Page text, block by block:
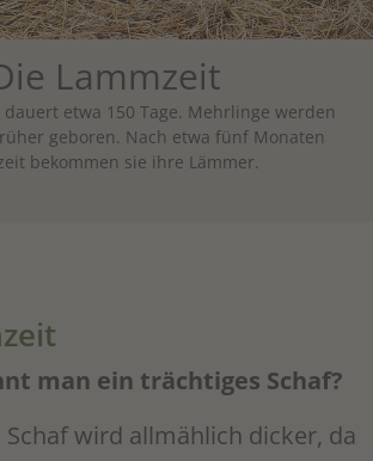
Lammzeit
etwa 150 Tage. Mehrlinge werden
geboren. Nach etwa fünf Monaten
bekommen sie ihre Lämmer.
man ein trächtiges Schaf?
Schaf wird allmählich dicker, da